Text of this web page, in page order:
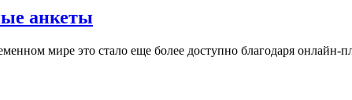
анкеты
мире это стало еще более доступно благодаря онлайн-